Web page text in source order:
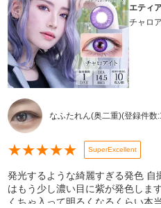
エティ
チャロ
なふたれん(奥二重)(登録件数:
★★★★★ SuperExcellent
発光するような綺麗すぎる発色 自
はもう少し濃い目に紫が発色しま
くちゃ入って明るくなるくらい本